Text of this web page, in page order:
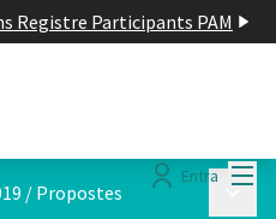
Registre Participants PAM
Entra
/ Propostes